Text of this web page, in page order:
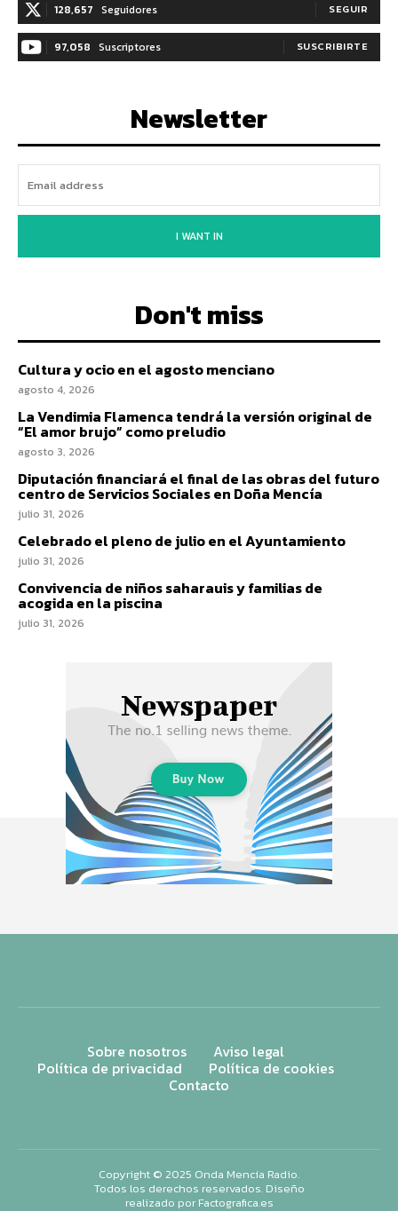
128,657 Seguidores SEGUIR
97,058 Suscriptores SUSCRIBIRTE
Newsletter
I WANT IN
Don't miss
Cultura y ocio en el agosto menciano
agosto 4, 2026
La Vendimia Flamenca tendrá la versión original de
“El amor brujo” como preludio
agosto 3, 2026
Diputación financiará el final de las obras del futuro
centro de Servicios Sociales en Doña Mencía
julio 31, 2026
Celebrado el pleno de julio en el Ayuntamiento
julio 31, 2026
Convivencia de niños saharauis y familias de
acogida en la piscina
julio 31, 2026
Sobre nosotros Aviso legal
Política de privacidad Política de cookies
Contacto
Copyright © 2025 Onda Mencía Radio.
Todos los derechos reservados. Diseño
realizado por Factografica.es